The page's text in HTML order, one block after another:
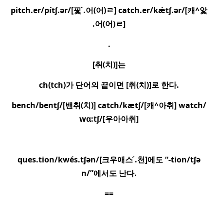
pitch.er/pítʃ.ər/[핓.어(어)ㄹ] catch.er/kætʃ.ər/[캐^앛
.어(어)ㄹ]
.
[취(치)]는
ch(tch)가 단어의 끝이면 [취(치)]로 한다.
bench/bentʃ/[밴취(치)] catch/kætʃ/[캐^아취] watch/
wɑ:tʃ/[우아아취]
ques.tion/kwes.tʃən/[크우애스.천]에도“-tion/tʃə
n/”에서도 난다.
==